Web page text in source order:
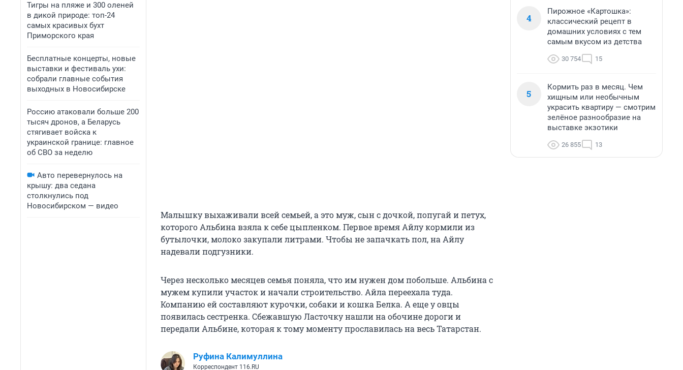
Тигры на пляже и 300 оленей
в дикой природе: топ-24
самых красивых бухт
Приморского края
Бесплатные концерты, новые
выставки и фестиваль ухи:
собрали главные события
выходных в Новосибирске
Россию атаковали больше 200
тысяч дронов, а Беларусь
стягивает войска к
украинской границе: главное
об СВО за неделю
Авто перевернулось на
крышу: два седана
столкнулись под
Новосибирском — видео
Малышку выхаживали всей семьей, а это муж, сын с дочкой, попугай и петух,
которого Альбина взяла к себе цыпленком. Первое время Айлу кормили из
бутылочки, молоко закупали литрами. Чтобы не запачкать пол, на Айлу
надевали подгузники.
Через несколько месяцев семья поняла, что им нужен дом побольше. Альбина с
мужем купили участок и начали строительство. Айла переехала туда.
Компанию ей составляют курочки, собаки и кошка Белка. А еще у овцы
появилась сестренка. Сбежавшую Ласточку нашли на обочине дороги и
передали Альбине, которая к тому моменту прославилась на весь Татарстан.
Руфина Калимуллина
Корреспондент 116.RU
4
Пирожное «Картошка»:
классический рецепт в
домашних условиях с тем
самым вкусом из детства
30 754 15
5
Кормить раз в месяц. Чем
хищным или необычным
украсить квартиру — смотрим
зелёное разнообразие на
выставке экзотики
26 855 13